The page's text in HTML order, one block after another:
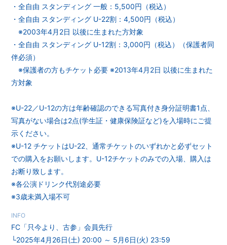
会員登録 ログイン
・全⾃由 スタンディング ⼀般：5,500円（税込）
・全⾃由 スタンディング U-22割：4,500円（税込）
※2003年4⽉2⽇ 以後に⽣まれた⽅対象
・全⾃由 スタンディング U-12割：3,000円（税込）（保護者同
伴必須）
※保護者の⽅もチケット必要 ※2013年4⽉2⽇ 以後に⽣まれた
⽅対象
※U-22／U-12の⽅は年齢確認のできる写真付き⾝分証明書1点、
写真がない場合は2点(学⽣証・健康保険証など)を⼊場時にご提
⽰ください。
※U-12 チケットはU-22、通常チケットのいずれかと必ずセット
での購⼊をお願いします。U-12チケットのみでの⼊場、購⼊は
お断り致します。
※各公演ドリンク代別途必要
※3歳未満⼊場不可
INFO
FC「只今より、古参」会員先行
└2025年4月26日(土) 20:00 ～ 5月6日(火) 23:59